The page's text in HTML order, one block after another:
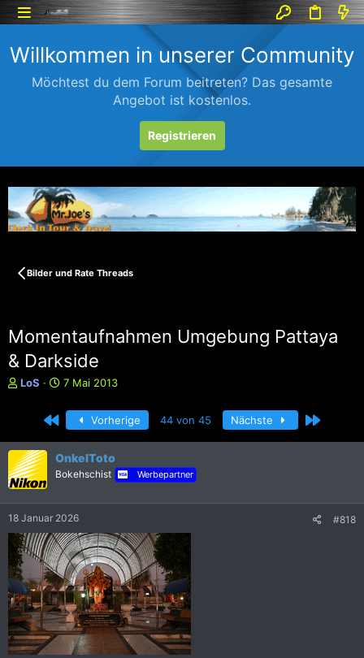
Willkommen in unserer Community
Möchtest du dem Forum beitreten? Das gesamte
Angebot ist kostenlos.
Registrieren
Bilder und Rate Threads
Momentaufnahmen Umgebung Pattaya
& Darkside
E
e
l
l
e
LoS
E
s
t
e
l
l
m
7 Mai 2013
Erste Vorherige 44 von 45 Nächste Letzte
OnkelToto
Bokehschist Werbepartner
18 Januar 2026 #818